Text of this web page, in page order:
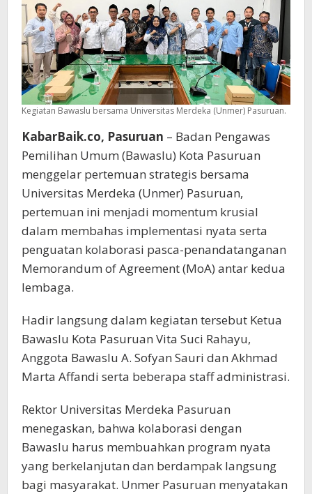
Kegiatan Bawaslu bersama Universitas Merdeka (Unmer) Pasuruan.
KabarBaik.co, Pasuruan – Badan Pengawas
Pemilihan Umum (Bawaslu) Kota Pasuruan
menggelar pertemuan strategis bersama
Universitas Merdeka (Unmer) Pasuruan,
pertemuan ini menjadi momentum krusial
dalam membahas implementasi nyata serta
penguatan kolaborasi pasca-penandatanganan
Memorandum of Agreement (MoA) antar kedua
lembaga.
Hadir langsung dalam kegiatan tersebut Ketua
Bawaslu Kota Pasuruan Vita Suci Rahayu,
Anggota Bawaslu A. Sofyan Sauri dan Akhmad
Marta Affandi serta beberapa staff administrasi.
Rektor Universitas Merdeka Pasuruan
menegaskan, bahwa kolaborasi dengan
Bawaslu harus membuahkan program nyata
yang berkelanjutan dan berdampak langsung
bagi masyarakat. Unmer Pasuruan menyatakan